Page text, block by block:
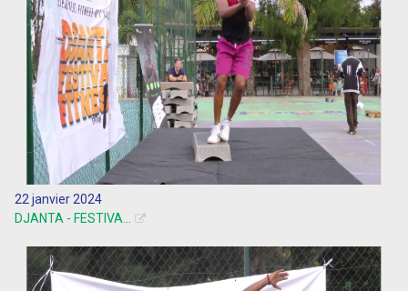
22 janvier 2024
DJANTA - FESTIVA...